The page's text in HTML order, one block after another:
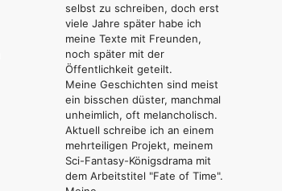
selbst zu schreiben, doch erst
viele Jahre später habe ich
meine Texte mit Freunden,
noch später mit der
Öffentlichkeit geteilt.
Meine Geschichten sind meist
ein bisschen düster, manchmal
unheimlich, oft melancholisch.
Aktuell schreibe ich an einem
mehrteiligen Projekt, meinem
Sci-Fantasy-Königsdrama mit
dem Arbeitstitel "Fate of Time".